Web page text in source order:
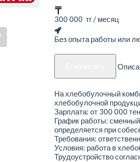
300 000 тг / месяц
Без опыта работы или
На хлебобулочный
хлебобулочной
Зарплата: от 300 000
График работы:
определяется при
Требования:
Условия: работа в
Трудоустройство